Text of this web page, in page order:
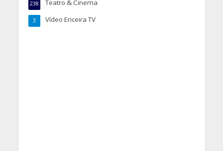
Teatro & Cinema
238
Vídeo Ericeira TV
3